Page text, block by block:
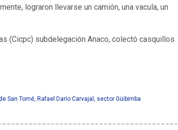
lograron llevarse un camión, una vacula, un
(Cicpc) subdelegación Anaco, colectó casquillos
San Tomé, Rafael Darío Carvajal , sector Güibimba